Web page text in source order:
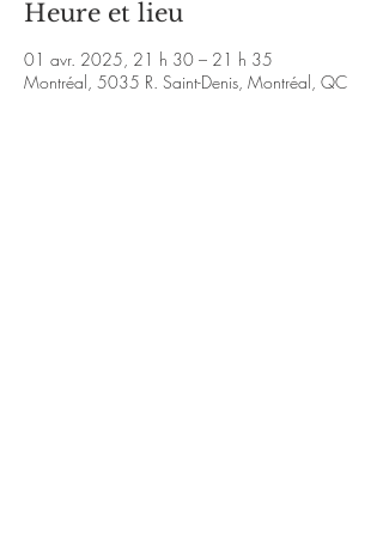
Heure et lieu
01 avr. 2025, 21 h 30 – 21 h 35
Montréal, 5035 R. Saint-Denis, Montréal, QC